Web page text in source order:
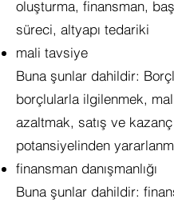
oluşturma, finansman,
süreci, altyapı tedariki
mali tavsiye
Buna şunlar dahildir:
borçlularla ilgilenmek,
azaltmak, satış ve kazanç
potansiyelinden
finansman danışmanlığı
Buna şunlar dahildir: